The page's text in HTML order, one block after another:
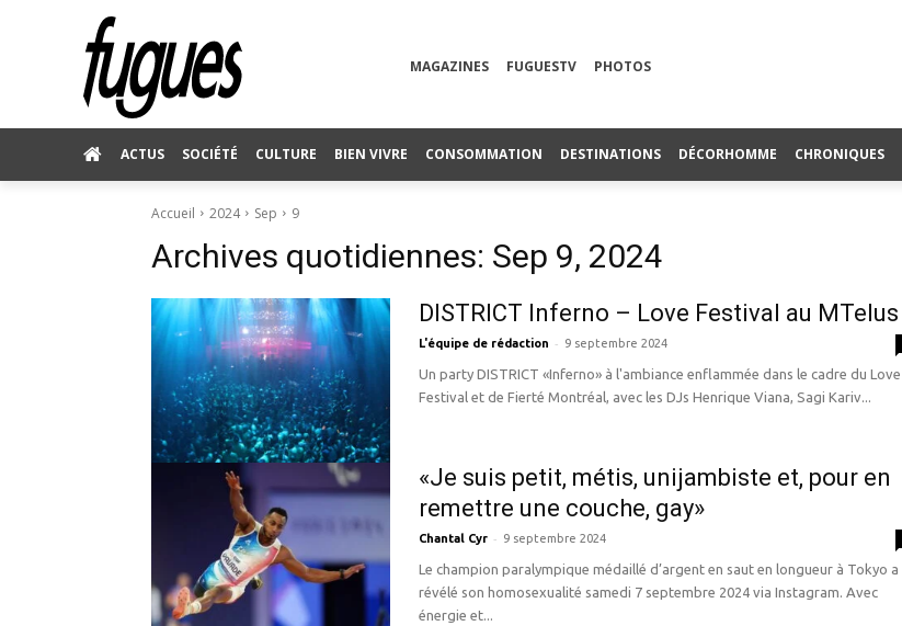
MAGAZINES FUGUESTV PHOTOS
ACTUS SOCIÉTÉ CULTURE BIEN VIVRE CONSOMMATION DESTINATIONS DÉCORHOMME CHRONIQUES
Accueil 2024 Sep 9
Archives quotidiennes: Sep 9, 2024
DISTRICT Inferno – Love Festival au MTelus
L'équipe de rédaction - 9 septembre 2024
Un party DISTRICT «Inferno» à l'ambiance enflammée dans le cadre du Love
Festival et de Fierté Montréal, avec les DJs Henrique Viana, Sagi Kariv...
«Je suis petit, métis, unijambiste et, pour en
remettre une couche, gay»
Chantal Cyr - 9 septembre 2024
Le champion paralympique médaillé d’argent en saut en longueur à Tokyo a
révélé son homosexualité samedi 7 septembre 2024 via Instagram. Avec
énergie et...